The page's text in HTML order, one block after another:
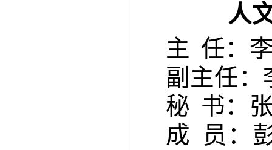
人
主 任：
副主任：
秘 书：
成
员：